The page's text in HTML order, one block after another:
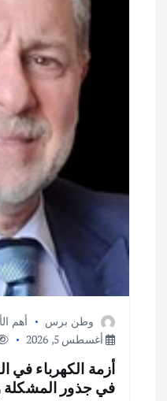
وطن برس أهم
أغسطس 5, 2026
أزمة الكهرباء في
في جذور المشكلة